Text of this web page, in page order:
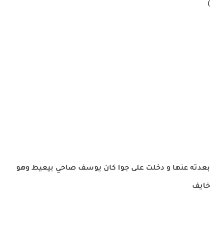
)
بعدته عنها و دخلت على جوا كان يوسف صاحي بيعيط وهو
خايف